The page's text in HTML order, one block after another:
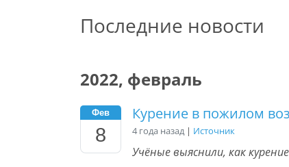
Последние новости
2022, февраль
Фев
8
Курение в пожилом
4 года назад | Источник
Учёные выяснили, как